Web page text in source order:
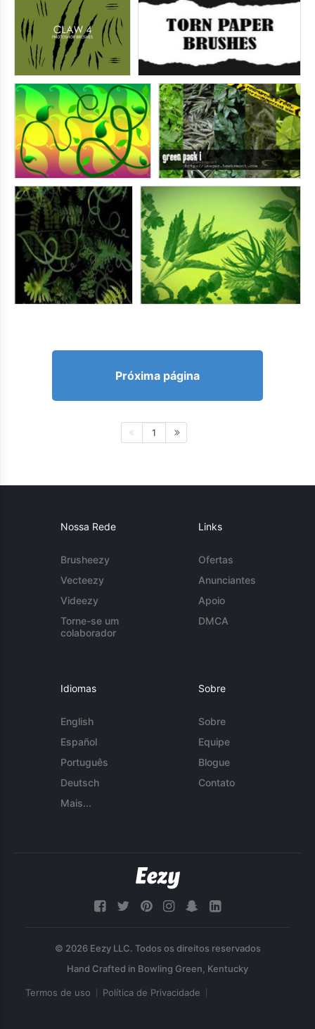
Próxima página
1
Nossa Rede
Brusheezy
Vecteezy
Videezy
Torne-se um
colaborador
Links
Ofertas
Anunciantes
Apoio
DMCA
Idiomas
English
Español
Português
Deutsch
Mais...
Sobre
Sobre
Equipe
Blogue
Contato
© 2026 Eezy LLC. Todos os direitos reservados
Termos de uso Política de Privacidade